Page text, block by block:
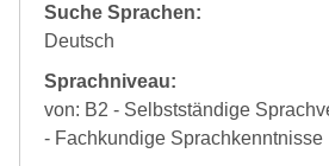
Suche Sprachen:
Deutsch
Sprachniveau:
von: B2 - Selbstständige
- Fachkundige Sprachkenntnisse